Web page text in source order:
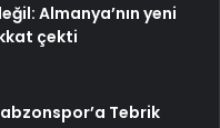
Almanya’nın yeni
çekti
Tebrik